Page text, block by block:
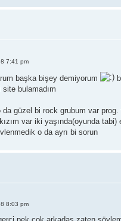
7:41 pm
başka bişey demiyorum
bulamadım
da güzel bi rock grubum var
var iki yaşında(oyunda tabi)
o da ayrı bi sorun
8:03 pm